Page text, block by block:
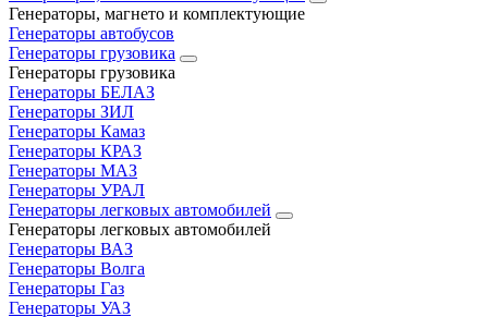
Генераторы, магнето и комплектующие
Генераторы автобусов
Генераторы грузовика
Генераторы грузовика
Генераторы БЕЛАЗ
Генераторы ЗИЛ
Генераторы Камаз
Генераторы КРАЗ
Генераторы МАЗ
Генераторы УРАЛ
Генераторы легковых автомобилей
Генераторы легковых автомобилей
Генераторы ВАЗ
Генераторы Волга
Генераторы Газ
Генераторы УАЗ